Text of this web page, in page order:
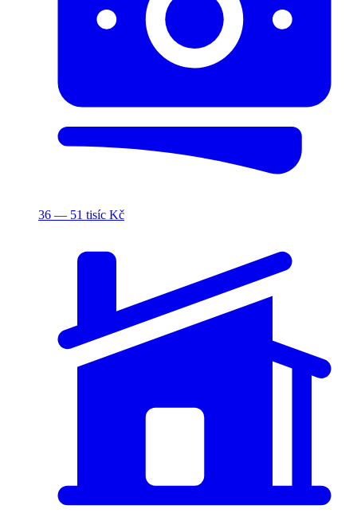
36 — 51 tisíc Kč